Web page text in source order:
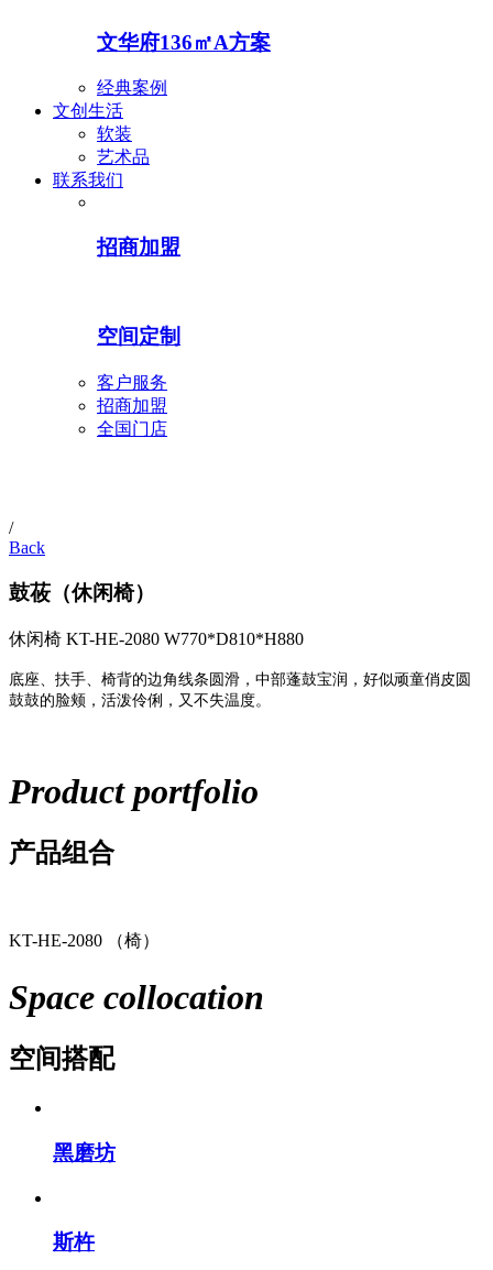
文华府136㎡A方案
经典案例
文创生活
软装
艺术品
联系我们
招商加盟
空间定制
客户服务
招商加盟
全国门店
/
Back
鼓莜（休闲椅）
休闲椅 KT-HE-2080 W770*D810*H880
底座、扶手、椅背的边角线条圆滑，中部蓬鼓宝润，好似顽童俏皮圆
鼓鼓的脸颊，活泼伶俐，又不失温度。
Product portfolio
产品组合
KT-HE-2080 （椅）
Space collocation
空间搭配
黑磨坊
斯杵